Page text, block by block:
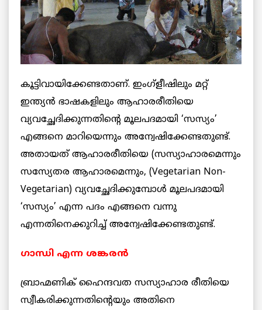
കൂട്ടിവായിക്കേണ്ടതാണ്. ഇംഗ്ളീഷിലും മറ്റ്
ഇന്ത്യന്‍ ഭാഷകളിലും ആഹാരരീതിയെ
വ്യവച്ഛേദിക്കുന്നതിന്റെ മൂലപദമായി ‘സസ്യം’
എങ്ങനെ മാറിയെന്നും അന്വേഷിക്കേണ്ടതുണ്ട്.
അതായത് ആഹാരരീതിയെ (സസ്യാഹാരമെന്നും
സസ്യേതര ആഹാരമെന്നും, (Vegetarian Non-
Vegetarian) വ്യവച്ഛേദിക്കുമ്പോള്‍ മൂലപദമായി
‘സസ്യം’ എന്ന പദം എങ്ങനെ വന്നു
എന്നതിനെക്കുറിച്ച് അന്വേഷിക്കേണ്ടതുണ്ട്.
ഗാന്ധി എന്ന ശങ്കരന്‍
ബ്രാഹ്മണിക് ഹൈന്ദവത സസ്യാഹാര രീതിയെ
സ്വീകരിക്കുന്നതിന്റെയും അതിനെ